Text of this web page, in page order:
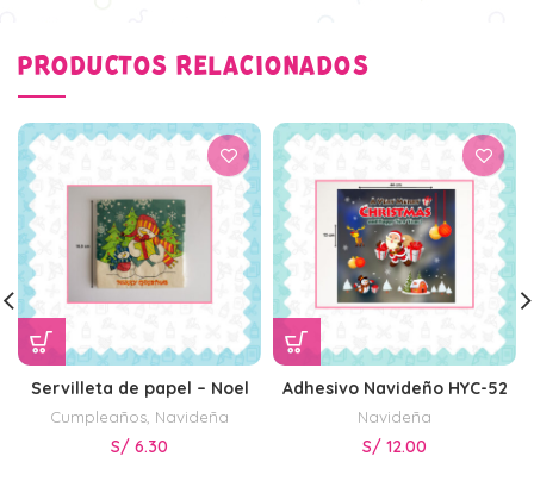
PRODUCTOS RELACIONADOS
Servilleta de papel – Noel
Cumpleaños, Navideña
S/ 6.30
Adhesivo Navideño HYC-52
Navideña
S/ 12.00